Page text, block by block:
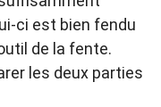
ci est bien fendu
de la fente.
les deux parties